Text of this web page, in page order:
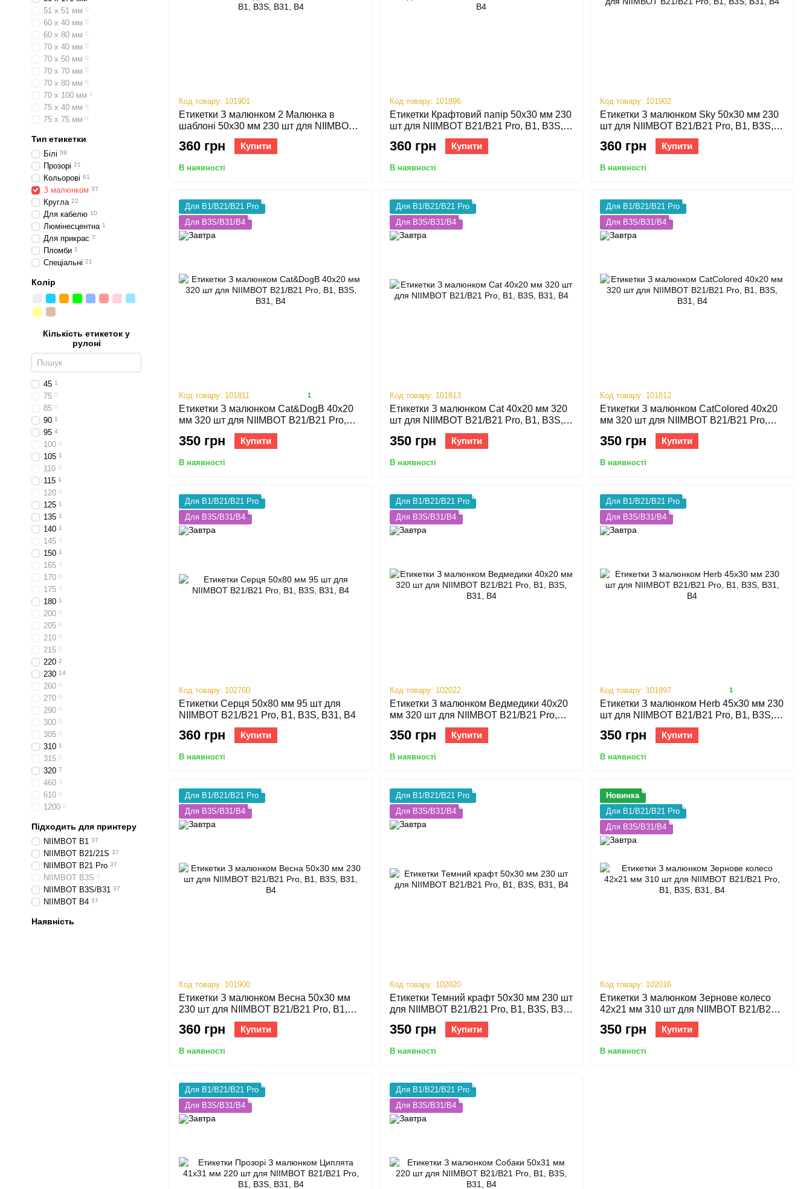
Код товару: 101901
Етикетки З малюнком 2 Малюнка в
шаблоні 50х30 мм 230 шт для NIIMBOT
B21/B21 Pro, B1, B3S, B31, B4
360 грн Купити
В наявності
Код товару: 101896
Етикетки Крафтовий папір 50х30 мм 230
шт для NIIMBOT B21/B21 Pro, B1, B3S,
360 грн Купити
В наявності
Код товару: 101902
Етикетки З малюнком Sky 50х30 мм 230
шт для NIIMBOT B21/B21 Pro, B1, B3S,
360 грн Купити
В наявності
Для B1/B21/B21 Pro
Для B3S/B31/B4
Код товару: 101811 1
Етикетки З малюнком Cat&DogB 40х20
мм 320 шт для NIIMBOT B21/B21 Pro,
B1, B3S, B31, B4
350 грн Купити
В наявності
Для B1/B21/B21 Pro
Для B3S/B31/B4
Код товару: 101813
Етикетки З малюнком Cat 40х20 мм 320
шт для NIIMBOT B21/B21 Pro, B1, B3S,
350 грн Купити
В наявності
Для B1/B21/B21 Pro
Для B3S/B31/B4
Код товару: 101812
Етикетки З малюнком CatColored 40х20
мм 320 шт для NIIMBOT B21/B21 Pro,
B1, B3S, B31, B4
350 грн Купити
В наявності
Для B1/B21/B21 Pro
Для B3S/B31/B4
Код товару: 102760
Етикетки Серця 50х80 мм 95 шт для
NIIMBOT B21/B21 Pro, B1, B3S, B31, B4
360 грн Купити
В наявності
Для B1/B21/B21 Pro
Для B3S/B31/B4
Код товару: 102022
Етикетки З малюнком Ведмедики 40х20
мм 320 шт для NIIMBOT B21/B21 Pro,
B1, B3S, B31, B4
350 грн Купити
В наявності
Для B1/B21/B21 Pro
Для B3S/B31/B4
Код товару: 101897 1
Етикетки З малюнком Herb 45х30 мм 230
шт для NIIMBOT B21/B21 Pro, B1, B3S,
350 грн Купити
В наявності
Для B1/B21/B21 Pro
Для B3S/B31/B4
Код товару: 101900
Етикетки З малюнком Весна 50х30 мм
230 шт для NIIMBOT B21/B21 Pro, B1,
B3S, B31, B4
360 грн Купити
В наявності
Для B1/B21/B21 Pro
Для B3S/B31/B4
Код товару: 102020
Етикетки Темний крафт 50х30 мм 230 шт
для NIIMBOT B21/B21 Pro, B1, B3S, B31,
350 грн Купити
В наявності
Новинка
Для B1/B21/B21 Pro
Для B3S/B31/B4
Код товару: 102016
Етикетки З малюнком Зернове колесо
42х21 мм 310 шт для NIIMBOT B21/B21
Pro, B1, B3S, B31, B4
350 грн Купити
В наявності
Для B1/B21/B21 Pro
Для B3S/B31/B4
Для B1/B21/B21 Pro
Для B3S/B31/B4
51 х 51 мм 0
60 х 40 мм 0
60 х 80 мм 0
70 х 40 мм 0
70 х 50 мм 0
70 х 70 мм 0
70 х 80 мм 0
70 х 100 мм 0
75 х 40 мм 0
75 х 75 мм 0
Тип етикетки
Білі 59
Прозорі 21
Кольорові 61
З малюнком 37
Кругла 22
Для кабелю 10
Люмінесцентна 1
Для прикрас 7
Пломби 1
Спеціальні 21
Колір
Кількість етикеток у
рулоні
45 1
75 0
85 0
90 1
95 4
100 0
105 1
110 0
115 1
120 0
125 1
135 1
140 1
145 0
150 1
165 0
170 0
175 0
180 1
200 0
205 0
210 0
215 0
220 2
230 14
260 0
270 0
290 0
300 0
305 0
310 1
315 0
320 7
460 0
610 0
1200 0
Підходить для принтеру
NIIMBOT B1 37
NIIMBOT B21/21S 37
NIIMBOT B21 Pro 37
NIIMBOT B3S 0
NIIMBOT B3S/B31 37
NIIMBOT B4 37
Наявність